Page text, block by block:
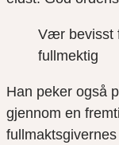
Vær bevisst
fullmektig
Han peker også
gjennom en